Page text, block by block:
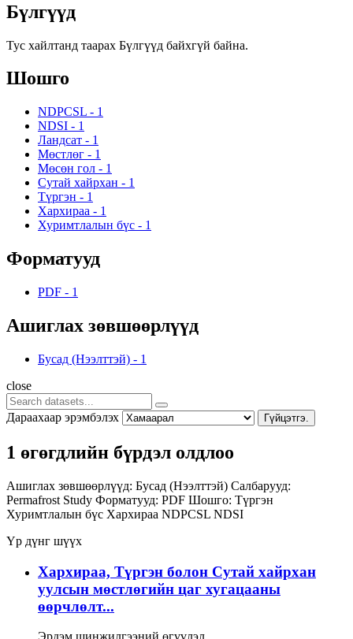
Бүлгүүд
Тус хайлтанд таарах Бүлгүүд байхгүй байна.
Шошго
NDPCSL - 1
NDSI - 1
Ландсат - 1
Мөстлөг - 1
Мөсөн гол - 1
Сутай хайрхан - 1
Түргэн - 1
Хархираа - 1
Хуримтлалын бүс - 1
Форматууд
PDF - 1
Ашиглах зөвшөөрлүүд
Бусад (Нээлттэй) - 1
close
Дараахаар эрэмбэлэх Гүйцэтгэ.
1 өгөгдлийн бүрдэл олдлоо
Ашиглах зөвшөөрлүүд: Бусад (Нээлттэй) Салбарууд:
Permafrost Study Форматууд: PDF Шошго: Түргэн
Хуримтлалын бүс Хархираа NDPCSL NDSI
Үр дүнг шүүх
Хархираа, Түргэн болон Сутай хайрхан
уулсын мөстлөгийн цаг хугацааны
өөрчлөлт...